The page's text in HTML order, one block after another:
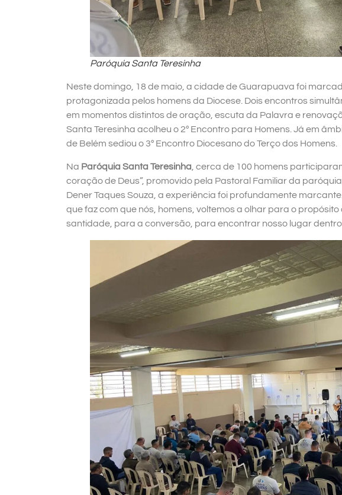
Paróquia Santa Teresinha
Neste domingo, 18 de maio, a cidade de Guarapuava foi
protagonizada pelos homens da Diocese. Dois encontros
em momentos distintos de oração, escuta da Palavra e
Santa Teresinha acolheu o 2º Encontro para Homens. Já em
de Belém sediou o 3º Encontro Diocesano do Terço dos Homens.
Na Paróquia Santa Teresinha , cerca de 100 homens
coração de Deus”, promovido pela Pastoral Familiar da
Dener Taques Souza, a experiência foi profundamente
que faz com que nós, homens, voltemos a olhar para o
santidade, para a conversão, para encontrar nosso lugar dentro